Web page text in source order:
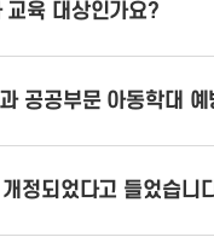
교육 대상인가요?
공공부문 아동학대
정되었다고 들었습니